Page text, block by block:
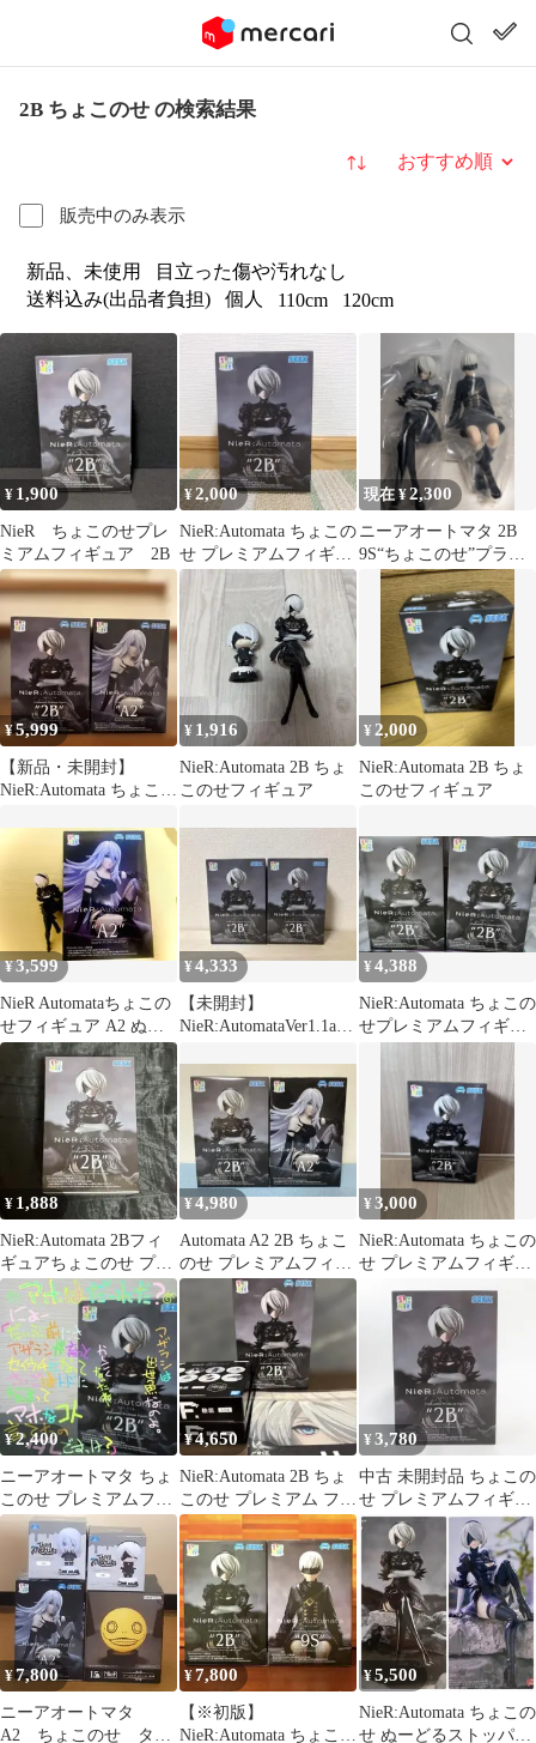
2B ちょこのせ の検索結果
販売中のみ表示
並び替え
新品、未使用
目立った傷や汚れなし
送料込み(出品者負担)
個人 110cm 120cm
¥ 1,900
NieR ちょこのせプレ
ミアムフィギュア 2B
¥2,000
NieR:Automata ちょこの
せ プレミアムフィギュ
ア 2B
現在 ¥2,300
ニーアオートマタ 2B
9S“ちょこのせ”プライ
ズフィギュア
¥5,999
【新品・未開封】
NieR:Automata ちょこの
¥ 1,916
NieR:Automata 2B ちょ
このせフィギュア
¥ 2,000
NieR:Automata 2B ちょ
このせフィギュア
¥3,599
NieR Automataちょこの
せフィギュア A2 ぬー
どるストッパー 2B
¥4,333
【未開封】
NieR:AutomataVer1.1a
ト
¥4,388
NieR:Automata ちょこの
せプレミアムフィギュ
¥ 1,888
NieR:Automata 2Bフィ
ギュアちょこのせ プレ
ミアムフィギュア
¥4,980
Automata A2 2B ちょこ
のせ プレミアムフィギ
ュア ニーアオートマタ
¥3,000
NieR:Automata ちょこの
せ プレミアムフィギュ
¥2,400
ニーアオートマタ ちょ
このせ プレミアムフィ
ギュア 2B
¥4,650
NieR:Automata 2B ちょ
このせ プレミアム フィ
ギュア ニーア
¥3,780
中古 未開封品 ちょこの
せ プレミアムフィギュ
ア
NieR:AutomataVer1.1a
2B SEGA/セガ フィギ
ュア pr02811
¥7,800
ニーアオートマタ
A2 ちょこのせ タイ
¥7,800
【※初版】
NieR:Automata ちょこの
¥5,500
NieR:Automata ちょこの
せ ぬーどるストッパー